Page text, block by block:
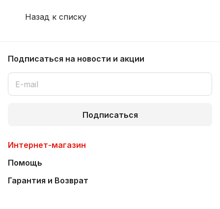
Назад к списку
Подписаться на новости и акции
Подписаться
Интернет-магазин
Помощь
Гарантия и Возврат